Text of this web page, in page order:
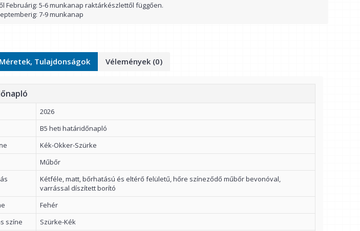
Februárig: 5-6 munkanap raktárkészlettől függően.
7-9 munkanap
Méretek, Tulajdonságok Vélemények (0)
2026
B5 heti határidőnapló
Kék-Okker-Szürke
Műbőr
Kétféle, matt, bőrhatású és eltérő felületű, hőre színeződő műbőr bevonóval,
varrással díszített borító
Fehér
színe
Szürke-Kék